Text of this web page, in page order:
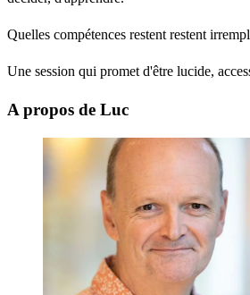
Quelles compétences restent restent
Une session qui promet d'être lucide,
A propos de Luc